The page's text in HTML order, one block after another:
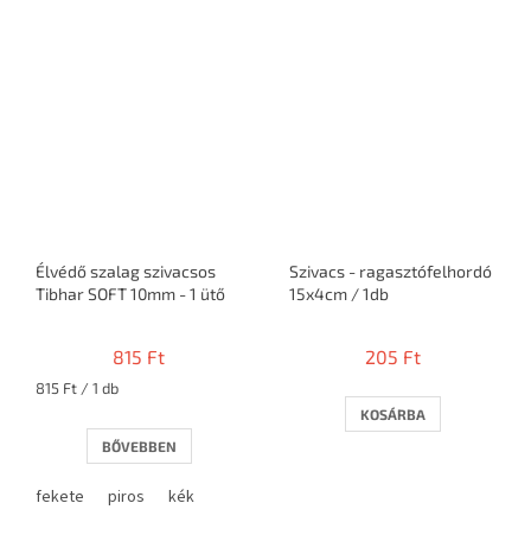
Élvédő szalag szivacsos
Tibhar SOFT 10mm - 1 ütő
815 Ft
Egységár:
815 Ft / 1 db
BŐVEBBEN
fekete piros kék
Szivacs - ragasztófelhordó
15x4cm / 1db
205 Ft
KOSÁRBA